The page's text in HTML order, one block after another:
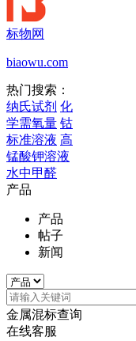
标物网
biaowu.com
热门搜索：
纳氏试剂 化
学需氧量 钴
标准溶液 高
锰酸钾溶液
水中甲醛
产品
产品
帖子
新闻
金属混标查询
在线客服